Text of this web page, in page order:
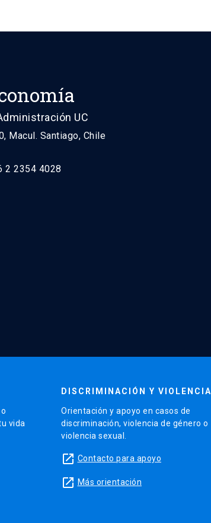
UC
Macul. Santiago, Chile
2 2354 4028
vida
DISCRIMINACIÓN Y VIOLENCIA
Orientación y apoyo en casos de
discriminación, violencia de género o
violencia sexual.
launch Contacto para apoyo
launch Más orientación